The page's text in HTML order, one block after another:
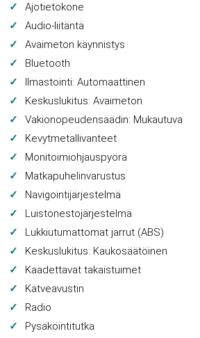
Ajotietokone
Audio-liitäntä
Avaimeton käynnistys
Bluetooth
Ilmastointi: Automaattinen
Keskuslukitus: Avaimeton
Vakionopeudensäädin: Mukautuva
Kevytmetallivanteet
Monitoimiohjauspyörä
Matkapuhelinvarustus
Navigointijärjestelmä
Luistonestojärjestelmä
Lukkiutumattomat jarrut (ABS)
Keskuslukitus: Kaukosäätöinen
Kaadettavat takaistuimet
Katveavustin
Radio
Pysäköintitutka